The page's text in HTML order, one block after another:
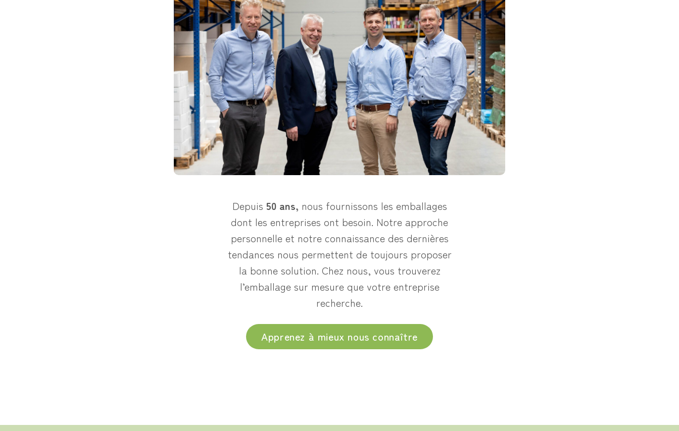
Depuis 50 ans, nous fournissons les emballages
dont les entreprises ont besoin. Notre approche
personnelle et notre connaissance des dernières
tendances nous permettent de toujours proposer
la bonne solution. Chez nous, vous trouverez
l’emballage sur mesure que votre entreprise
recherche.
Apprenez à mieux nous connaître